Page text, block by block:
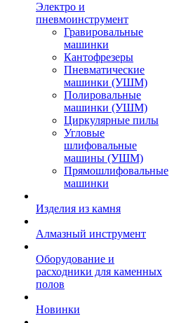
Электро и
пневмоинструмент
Гравировальные
машинки
Кантофрезеры
Пневматические
машинки (УШМ)
Полировальные
машинки (УШМ)
Циркулярные пилы
Угловые
шлифовальные
машины (УШМ)
Прямошлифовальные
машинки
Изделия из камня
Алмазный инструмент
Оборудование и
расходники для каменных
полов
Новинки